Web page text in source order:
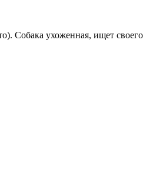
Собака ухоженная, ищет своего